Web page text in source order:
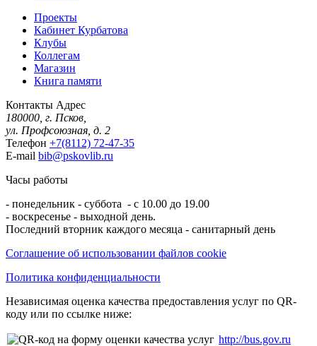
Проекты
Кабинет Курбатова
Клубы
Коллегам
Магазин
Книга памяти
Контакты Адрес
180000, г. Псков,
ул. Профсоюзная, д. 2
Телефон +7(8112) 72-47-35
E-mail bib@pskovlib.ru
Часы работы
- понедельник - суббота - с 10.00 до 19.00
- воскресенье - выходной день.
Последний вторник каждого месяца - санитарный день
Соглашение об использовании файлов cookie
Политика конфиденциальности
Независимая оценка качества предоставления услуг по QR-
коду или по ссылке ниже:
http://bus.gov.ru